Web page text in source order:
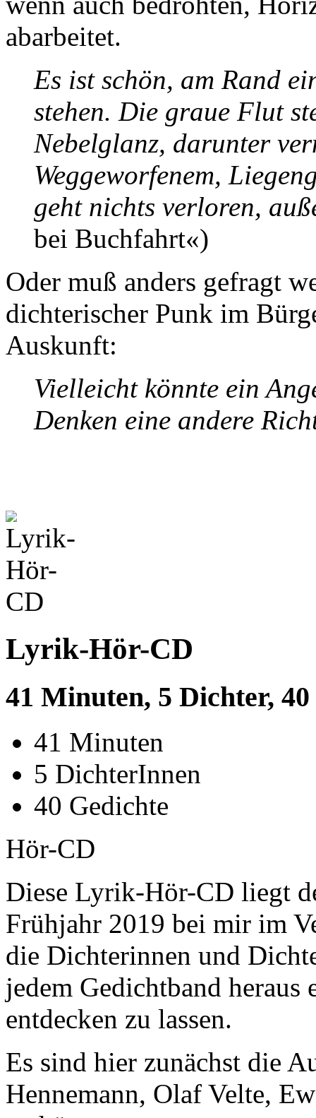
abarbeitet.
Es ist schön, am Rand
stehen. Die graue Flut
Nebelglanz, darunter
Weggeworfenem,
geht nichts verloren,
bei Buchfahrt«)
Oder muß anders gefragt
dichterischer Punk im
Auskunft:
Vielleicht könnte ein
Denken eine andere
Lyrik-Hör-CD
41 Minuten, 5 Dichter,
41 Minuten
5 DichterInnen
40 Gedichte
Hör-CD
Diese Lyrik-Hör-CD liegt
Frühjahr 2019 bei mir im
die Dichterinnen und
jedem Gedichtband
entdecken zu lassen.
Es sind hier zunächst die
Hennemann, Olaf Velte,